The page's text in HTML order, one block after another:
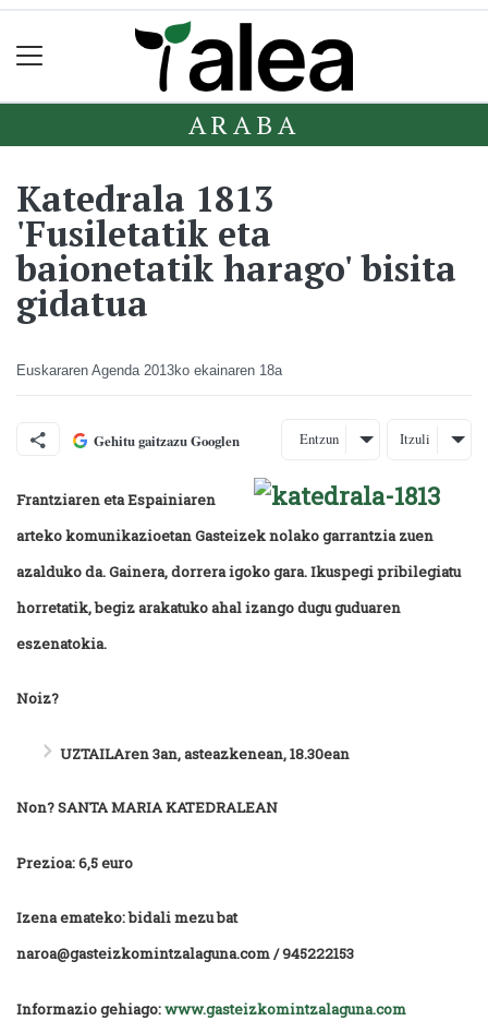
ARABA
Katedrala 1813
'Fusiletatik eta
baionetatik harago' bisita
gidatua
Euskararen Agenda 2013ko ekainaren 18a
Gehitu gaitzazu Googlen Entzun Itzuli
Frantziaren eta Espainiaren
arteko komunikazioetan Gasteizek nolako garrantzia zuen
azalduko da. Gainera, dorrera igoko gara. Ikuspegi pribilegiatu
horretatik, begiz arakatuko ahal izango dugu guduaren
eszenatokia.
Noiz?
UZTAILAren 3an, asteazkenean, 18.30ean
Non? SANTA MARIA KATEDRALEAN
Prezioa: 6,5 euro
Izena emateko: bidali mezu bat
naroa@gasteizkomintzalaguna.com / 945222153
Informazio gehiago:www.gasteizkomintzalaguna.com